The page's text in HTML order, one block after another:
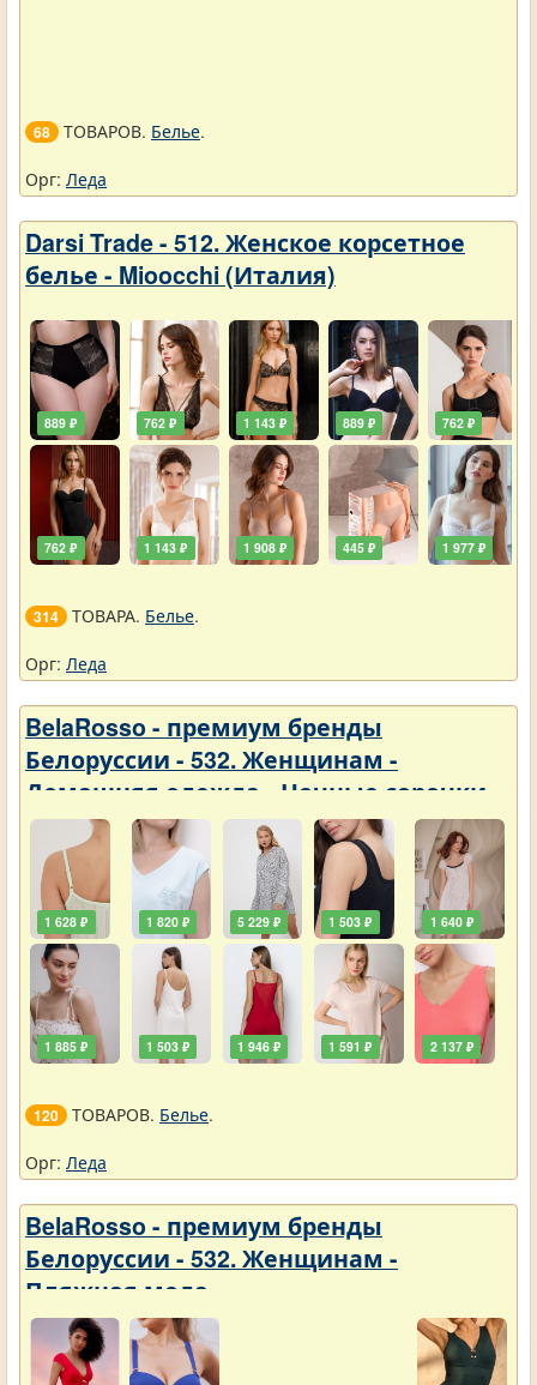
68 ТОВАРОВ. Белье.
Орг: Леда
Darsi Trade - 512. Женское корсетное
белье - Mioocchi (Италия)
889 ₽
762 ₽
762 ₽
1 143 ₽
1 143 ₽
1 908 ₽
889 ₽
445 ₽
762 ₽
1 977 ₽
314 ТОВАРА. Белье.
Орг: Леда
BelaRosso - премиум бренды
Белоруссии - 532. Женщинам -
Домашняя одежда - Ночные сорочки
1 628 ₽
1 885 ₽
1 820 ₽
1 503 ₽
5 229 ₽
1 946 ₽
1 503 ₽
1 591 ₽
1 640 ₽
2 137 ₽
120 ТОВАРОВ. Белье.
Орг: Леда
BelaRosso - премиум бренды
Белоруссии - 532. Женщинам -
Пляжная мода